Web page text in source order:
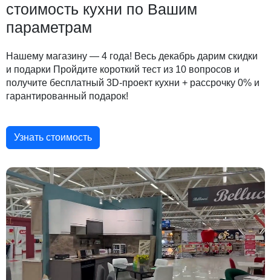
стоимость кухни по Вашим
параметрам
Нашему магазину — 4 года! Весь декабрь дарим скидки
и подарки Пройдите короткий тест из 10 вопросов и
получите бесплатный 3D-проект кухни + рассрочку 0% и
гарантированный подарок!
Узнать стоимость